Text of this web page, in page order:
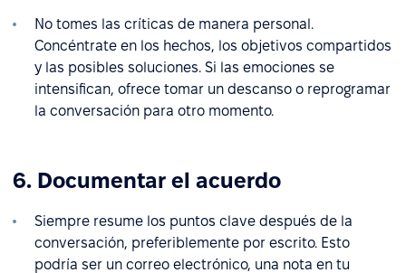
No tomes las críticas de manera personal.
Concéntrate en los hechos, los objetivos compartidos
y las posibles soluciones. Si las emociones se
intensifican, ofrece tomar un descanso o reprogramar
la conversación para otro momento.
6. Documentar el acuerdo
Siempre resume los puntos clave después de la
conversación, preferiblemente por escrito. Esto
podría ser un correo electrónico, una nota en tu